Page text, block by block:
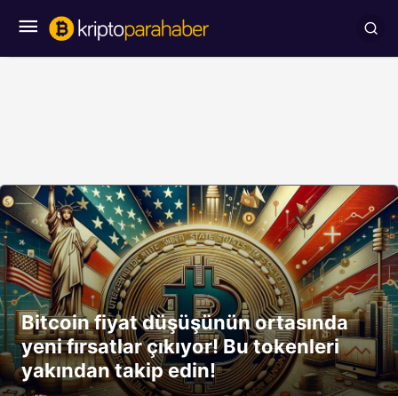
Bitcoin fiyat düşüşünün ortasında
yeni fırsatlar çıkıyor! Bu tokenleri
yakından takip edin!